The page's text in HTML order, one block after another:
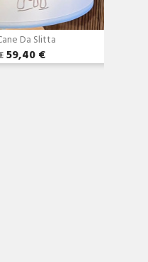
Da Slitta
59,40 €